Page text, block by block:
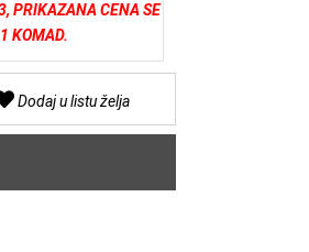
PRIKAZANA CENA SE
KOMAD.
Dodaj u listu želja